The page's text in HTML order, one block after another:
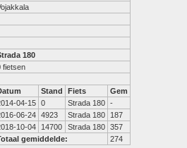
180
fietsen
Stand Fiets
Gem
04-15 0 Strada 180 -
06-24 4923 Strada 180
187
10-04
14700 Strada 180 357
gemiddelde:
274